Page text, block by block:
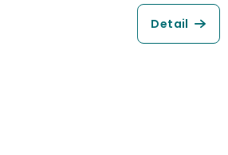
Detail